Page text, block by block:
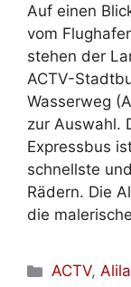
Auf einen
vom
stehen der
ACTV-
Wasserweg
zur Auswahl.
Expressbus
schnellste
Rädern. Die
die
Kategorien
ACTV,